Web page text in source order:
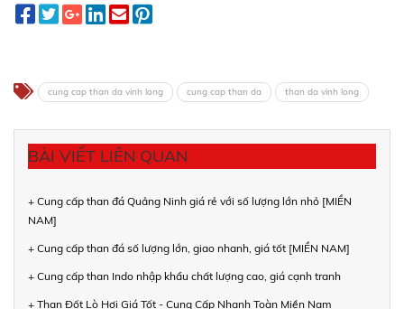
cung cap than da vinh long cung cap than da than da vinh long
BÀI VIẾT LIÊN QUAN
+ Cung cấp than đá Quảng Ninh giá rẻ với số lượng lớn nhỏ [MIỀN
NAM]
+ Cung cấp than đá số lượng lớn, giao nhanh, giá tốt [MIỀN NAM]
+ Cung cấp than Indo nhập khẩu chất lượng cao, giá cạnh tranh
+ Than Đốt Lò Hơi Giá Tốt - Cung Cấp Nhanh Toàn Miền Nam